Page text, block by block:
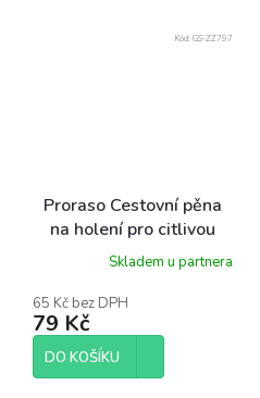
Proraso Cestovní pěna
na holení pro citlivou
pokožku - zelený čaj,
Skladem u partnera
65 Kč bez DPH
79 Kč
DO KOŠÍKU
Kód: GS-ZZ797